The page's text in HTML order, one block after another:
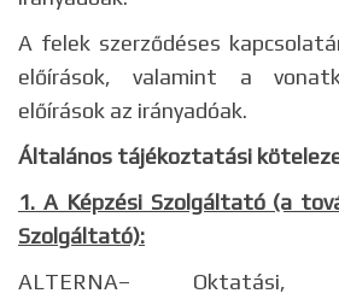
A felek szerződéses
előírások, valamint a
előírások az irányadóak.
Általános tájékoztatási
1. A Képzési Szolgáltató (a
Szolgáltató):
ALTERNA– Oktatási,